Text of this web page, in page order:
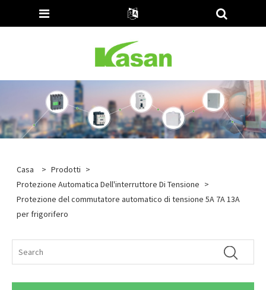
Casa > Prodotti >
Protezione Automatica Dell'interruttore Di Tensione >
Protezione del commutatore automatico di tensione 5A 7A 13A
per frigorifero